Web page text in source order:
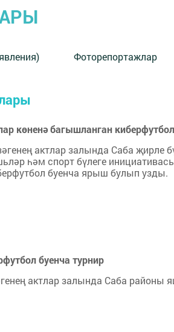
Фоторепортажлар
көненә багышланган
актлар залында Саба
һәм спорт бүлеге
буенча ярыш булып узды.
буенча турнир
актлар залында Саба районы